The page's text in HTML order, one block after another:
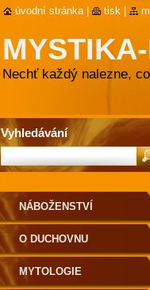
Nechť každý nalezne,
NÁBOŽENSTVÍ
O DUCHOVNU
MYTOLOGIE
Vyhledávání
úvodní stránka tisk